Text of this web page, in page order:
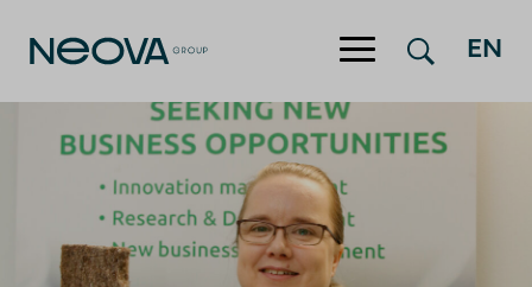
Hyppää sisältöön EN